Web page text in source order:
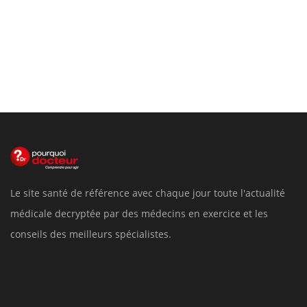
Le site santé de référence avec chaque jour toute l'actualité
médicale decryptée par des médecins en exercice et les
conseils des meilleurs spécialistes.